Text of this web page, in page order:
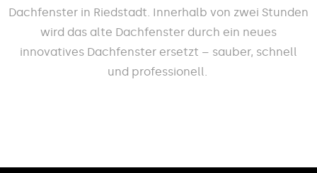
Dachfenster in Riedstadt. Innerhalb von zwei Stunden
wird das alte Dachfenster durch ein neues
innovatives Dachfenster ersetzt – sauber, schnell
und professionell.